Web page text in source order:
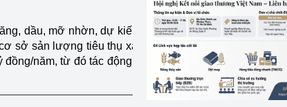
cuộc sống
nghiệp nền tảng
sách
dầu, mỡ nhờn, dự kiến số
sở sản lượng tiêu thụ xăng,
năm, từ đó tác động làm